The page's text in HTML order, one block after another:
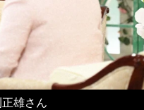
雄さん